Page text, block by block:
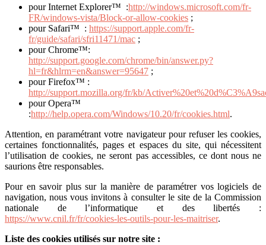
pour Internet Explorer™ :http://windows.microsoft.com/fr-
FR/windows-vista/Block-or-allow-cookies ;
pour Safari™ : https://support.apple.com/fr-
fr/guide/safari/sfri11471/mac ;
pour Chrome™:
http://support.google.com/chrome/bin/answer.py?
hl=fr&hlrm=en&answer=95647 ;
pour Firefox™ :
http://support.mozilla.org/fr/kb/
pour Opera™
:http://help.opera.com/Windows/10.20/fr/cookies.html.
Attention, en paramétrant votre navigateur pour refuser les cookies,
certaines fonctionnalités, pages et espaces du site, qui nécessitent
l’utilisation de cookies, ne seront pas accessibles, ce dont nous ne
saurions être responsables.
Pour en savoir plus sur la manière de paramétrer vos logiciels de
navigation, nous vous invitons à consulter le site de la Commission
nationale de l’informatique et des libertés :
https://www.cnil.fr/fr/cookies-les-outils-pour-les-maitriser.
Liste des cookies utilisés sur notre site :